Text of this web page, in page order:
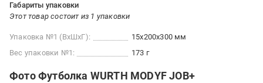
Габариты упаковки
Этот товар состоит из 1 упаковки
Упаковка №1 (ВхШхГ):
15x200x300 мм
Вес упаковки №1:
173 г
Фото Футболка WURTH MODYF JOB+